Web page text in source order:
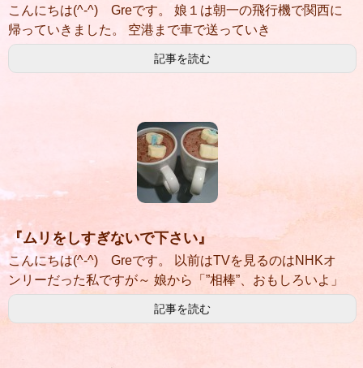
こんにちは(^-^) Greです。 娘１は朝一の飛行機で関西に
帰っていきました。 空港まで車で送っていき
記事を読む
『ムリをしすぎないで下さい』
こんにちは(^-^) Greです。 以前はTVを見るのはNHKオ
ンリーだった私ですが～ 娘から「”相棒”、おもしろいよ」
記事を読む